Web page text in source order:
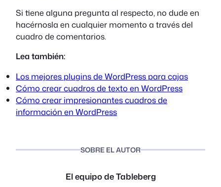
Si tiene alguna pregunta al respecto, no dude en
hacérnosla en cualquier momento a través del
cuadro de comentarios.
Lea también:
Los mejores plugins de WordPress para cajas
Cómo crear cuadros de texto en WordPress
Cómo crear impresionantes cuadros de
información en WordPress
SOBRE EL AUTOR
El equipo de Tableberg